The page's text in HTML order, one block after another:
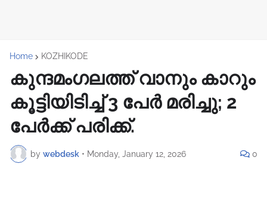
Home KOZHIKODE
കുന്ദമംഗലത്ത് വാനും കാറും
കൂട്ടിയിടിച്ച് 3 പേർ മരിച്ചു; 2
പേര്‍ക്ക് പരിക്ക്.
by webdesk • Monday, January 12, 2026 0